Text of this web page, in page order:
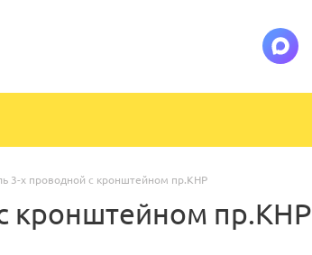
3-х проводной с кронштейном пр.КНР
кронштейном пр.КНР